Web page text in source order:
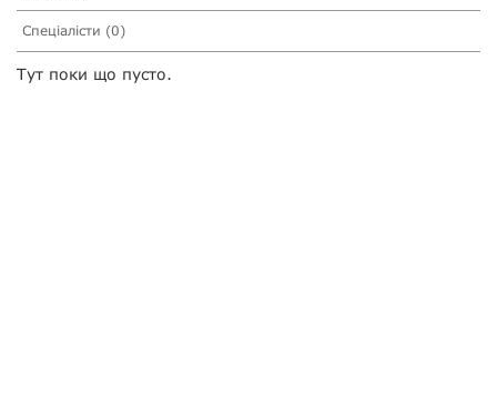
Спеціалісти (0)
Тут поки що пусто.